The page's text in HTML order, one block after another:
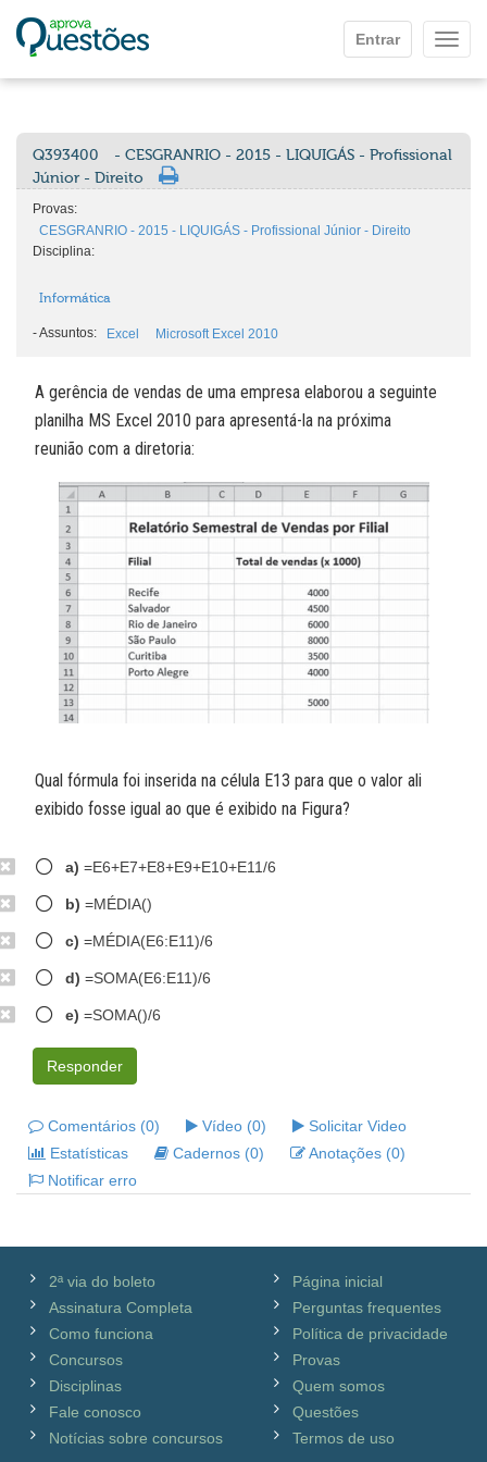
Entrar
Q393400
- CESGRANRIO - 2015 - LIQUIGÁS - Profissional
Júnior - Direito
Provas:
CESGRANRIO - 2015 - LIQUIGÁS - Profissional Júnior - Direito
Disciplina:
Informática
-Assuntos: Excel Microsoft Excel 2010
A gerência de vendas de uma empresa elaborou a seguinte
planilha MS Excel 2010 para apresentá-la na próxima
reunião com a diretoria:
Qual fórmula foi inserida na célula E13 para que o valor ali
exibido fosse igual ao que é exibido na Figura?
a) =E6+E7+E8+E9+E10+E11/6
b) =MÉDIA()
c) =MÉDIA(E6:E11)/6
d) =SOMA(E6:E11)/6
e) =SOMA()/6
Responder
Comentários (0) Vídeo (0)
Solicitar Video
Estatísticas
Cadernos (0)
Anotações (0)
Notificar erro
2ª via do boleto
Assinatura Completa
Como funciona
Concursos
Disciplinas
Fale conosco
Notícias sobre concursos
Página inicial
Perguntas frequentes
Política de privacidade
Provas
Quem somos
Questões
Termos de uso